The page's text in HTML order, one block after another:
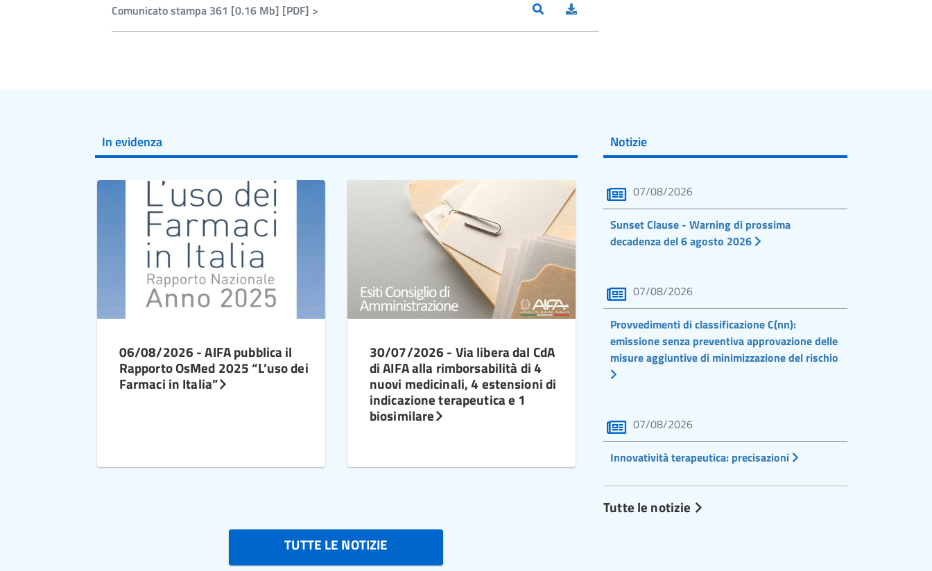
Comunicato stampa 361 [0.16 Mb] [PDF] >
In evidenza
06/08/2026 - AIFA pubblica il
Rapporto OsMed 2025 “L’uso dei
Farmaci in Italia”
30/07/2026 - Via libera dal CdA
di AIFA alla rimborsabilità di 4
nuovi medicinali, 4 estensioni di
indicazione terapeutica e 1
biosimilare
TUTTE LE NOTIZIE
Notizie
07/08/2026
Sunset Clause - Warning di prossima
decadenza del 6 agosto 2026
07/08/2026
Provvedimenti di classificazione C(nn):
emissione senza preventiva approvazione delle
misure aggiuntive di minimizzazione del rischio
07/08/2026
Innovatività terapeutica: precisazioni
Tutte le notizie